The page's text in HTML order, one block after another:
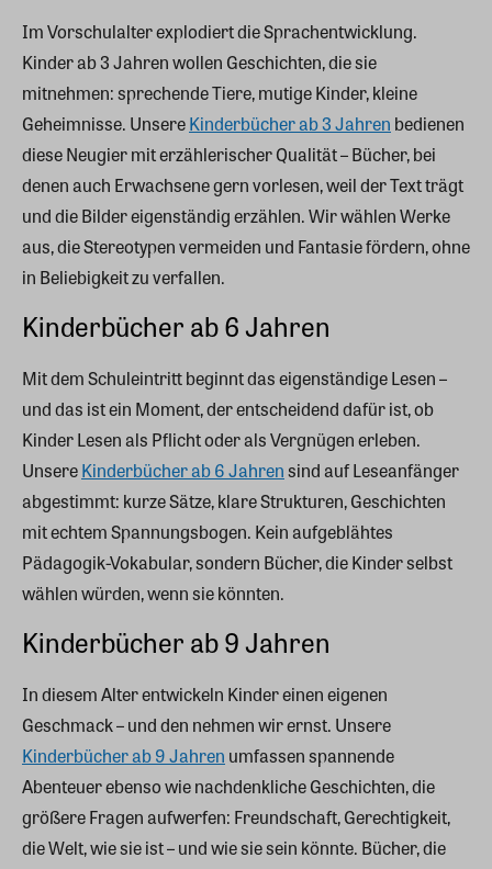
Im Vorschulalter explodiert die Sprachentwicklung.
Kinder ab 3 Jahren wollen Geschichten, die sie
mitnehmen: sprechende Tiere, mutige Kinder, kleine
Geheimnisse. UnsereKinderbücher ab 3 Jahren bedienen
diese Neugier mit erzählerischer Qualität – Bücher, bei
denen auch Erwachsene gern vorlesen, weil der Text trägt
und die Bilder eigenständig erzählen. Wir wählen Werke
aus, die Stereotypen vermeiden und Fantasie fördern, ohne
in Beliebigkeit zu verfallen.
Kinderbücher ab 6 Jahren
Mit dem Schuleintritt beginnt das eigenständige Lesen –
und das ist ein Moment, der entscheidend dafür ist, ob
Kinder Lesen als Pflicht oder als Vergnügen erleben.
UnsereKinderbücher ab 6 Jahrensind auf Leseanfänger
abgestimmt: kurze Sätze, klare Strukturen, Geschichten
mit echtem Spannungsbogen. Kein aufgeblähtes
Pädagogik-Vokabular, sondern Bücher, die Kinder selbst
wählen würden, wenn sie könnten.
Kinderbücher ab 9 Jahren
In diesem Alter entwickeln Kinder einen eigenen
Geschmack – und den nehmen wir ernst. Unsere
Kinderbücher ab 9 Jahren umfassen spannende
Abenteuer ebenso wie nachdenkliche Geschichten, die
größere Fragen aufwerfen: Freundschaft, Gerechtigkeit,
die Welt, wie sie ist – und wie sie sein könnte. Bücher, die